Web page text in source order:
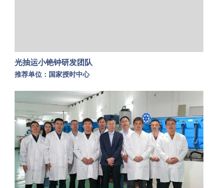
光抽运小铯钟研发团队
推荐单位：国家授时中心